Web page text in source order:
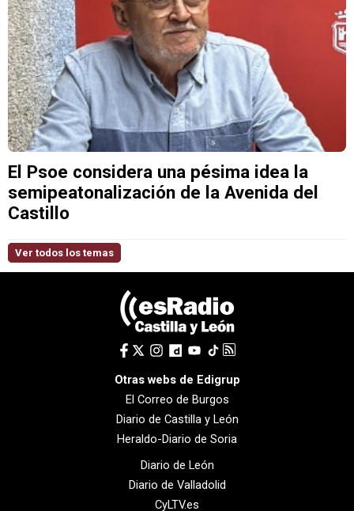
El Psoe considera una pésima idea la
semipeatonalización de la Avenida del
Castillo
Ver todos los temas
Otras webs de Edigrup
El Correo de Burgos
Diario de Castilla y León
Heraldo-Diario de Soria
Diario de León
Diario de Valladolid
CyLTV.es